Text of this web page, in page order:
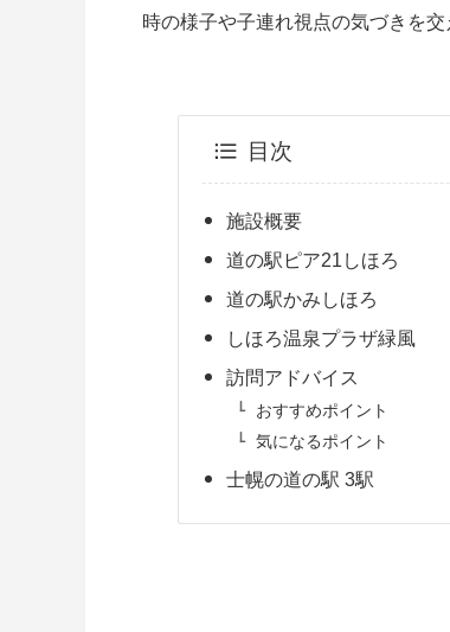
時の様子や子連れ視点の気づきを
目次
施設概要
道の駅ピア21しほろ
道の駅かみしほろ
しほろ温泉プラザ緑風
訪問アドバイス
おすすめポイント
気になるポイント
士幌の道の駅 3駅